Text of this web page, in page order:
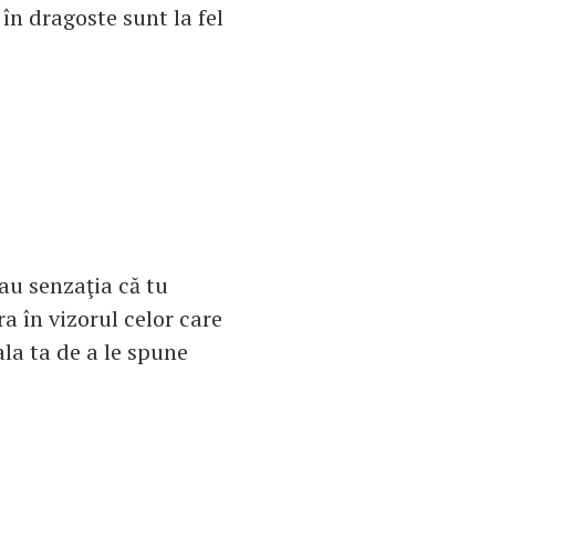
dragoste sunt la fel
senzaţia că tu
în vizorul celor care
ta de a le spune